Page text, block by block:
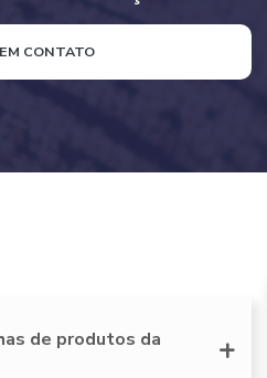
CONTATO
de produtos da